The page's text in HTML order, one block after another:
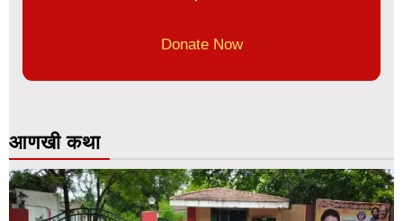
Donate Now
आणखी कथा